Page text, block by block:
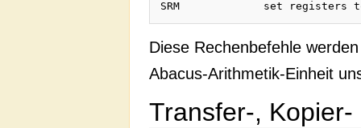
Diese Rechenbefehle
Abacus-Arithmetik-Einheit
Transfer-,